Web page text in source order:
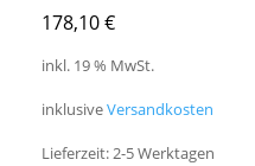
178,10€
inkl. 19 % MwSt.
inklusiveVersandkosten
Lieferzeit: 2-5 Werktagen